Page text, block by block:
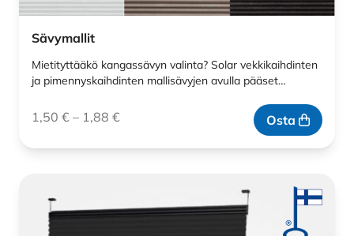
Sävymallit
Mietityttääkö kangassävyn valinta? Solar vekkikaihdinten
ja pimennyskaihdinten mallisävyjen avulla pääset…
1,50 € – 1,88 € Osta